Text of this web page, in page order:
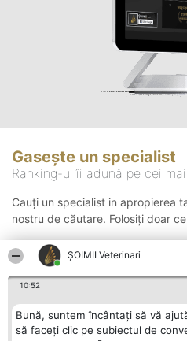
ȘOIMII Veterinari
10:52
Bună, suntem încântați să vă
să faceți clic pe subiectul de
Gasește un specialist
Ranking-ul îi adună pe cei
Cauți un specialist in apropierea
nostru de căutare. Folosiți doar